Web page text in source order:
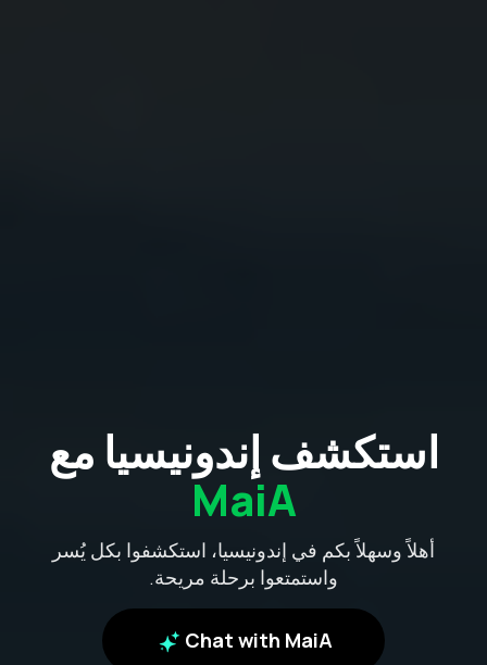
استكشف إندونيسيا مع
MaiA
أهلاً وسهلاً بكم في إندونيسيا، استكشفوا بكل يُسر
واستمتعوا برحلة مريحة.
Chat with MaiA